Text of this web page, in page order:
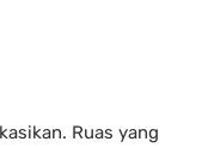
Ruas yang